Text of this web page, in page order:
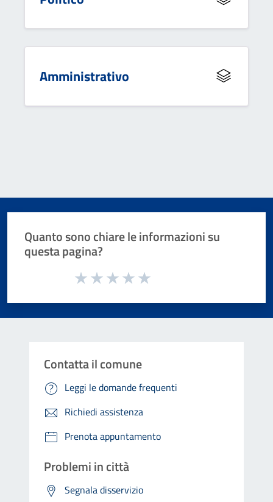
Amministrativo
Quanto sono chiare le informazioni su
questa pagina?
Valuta da 1 a 5 stelle la pagina
Contatta il comune
Leggi le domande frequenti
Richiedi assistenza
Prenota appuntamento
Problemi in città
Segnala disservizio